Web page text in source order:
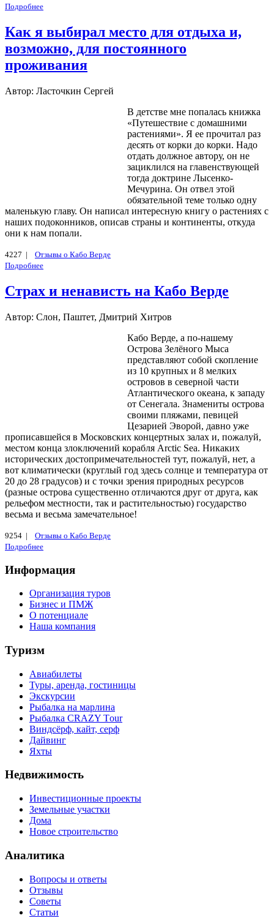
Подробнее
Как я выбирал место для отдыха и,
возможно, для постоянного
проживания
Автор: Ласточкин Сергей
В детстве мне попалась книжка
«Путешествие с домашними
растениями». Я ее прочитал раз
десять от корки до корки. Надо
отдать должное автору, он не
зациклился на главенствующей
тогда доктрине Лысенко-
Мечурина. Он отвел этой
обязательной теме только одну
маленькую главу. Он написал интересную книгу о растениях с
наших подоконников, описав страны и континенты, откуда
они к нам попали.
4227 |
Отзывы о Кабо Верде
Подробнее
Страх и ненависть на Кабо Верде
Автор: Слон, Паштет, Дмитрий Хитров
Кабо Верде, а по-нашему
Острова Зелёного Мыса
представляют собой скопление
из 10 крупных и 8 мелких
островов в северной части
Атлантического океана, к западу
от Сенегала. Знамениты острова
своими пляжами, певицей
Цезарией Эворой, давно уже
прописавшейся в Московских концертных залах и, пожалуй,
местом конца злоключений корабля Arctic Sea. Никаких
исторических достопримечательностей тут, пожалуй, нет, а
вот климатически (круглый год здесь солнце и температура от
20 до 28 градусов) и с точки зрения природных ресурсов
(разные острова существенно отличаются друг от друга, как
рельефом местности, так и растительностью) государство
весьма и весьма замечательное!
9254 |
Отзывы о Кабо Верде
Подробнее
Информация
Организация туров
Бизнес и ПМЖ
О потенциале
Наша компания
Туризм
Авиабилеты
Туры, аренда, гостиницы
Экскурсии
Рыбалка на марлина
Рыбалка CRAZY Тour
Виндсёрф, кайт, серф
Дайвинг
Яхты
Недвижимость
Инвестиционные проекты
Земельные участки
Дома
Новое строительство
Аналитика
Вопросы и ответы
Отзывы
Советы
Статьи